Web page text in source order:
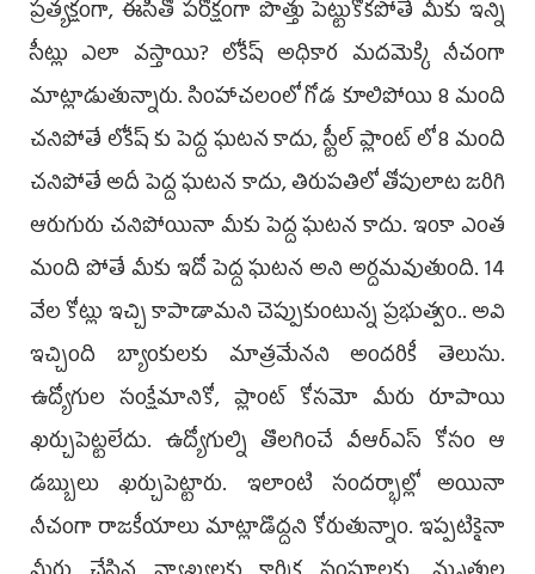
ప్రత్యక్షంగా, ఈసీతో పరోక్షంగా పొత్తు పెట్టుకోకపోతే మీకు ఇన్ని
సీట్లు ఎలా వస్తాయి? లోకేష్ అధికార మదమెక్కి నీచంగా
మాట్లాడుతున్నారు. సింహాచలంలో గోడ కూలిపోయి 8 మంది
చనిపోతే లోకేష్ కు పెద్ద ఘటన కాదు, స్టీల్ ప్లాంట్ లో 8 మంది
చనిపోతే అదీ పెద్ద ఘటన కాదు, తిరుపతిలో తోపులాట జరిగి
ఆరుగురు చనిపోయినా మీకు పెద్ద ఘటన కాదు. ఇంకా ఎంత
మంది పోతే మీకు ఇదో పెద్ద ఘటన అని అర్దమవుతుంది. 14
వేల కోట్లు ఇచ్చి కాపాడామని చెప్పుకుంటున్న ప్రభుత్వం.. అవి
ఇచ్చింది బ్యాంకులకు మాత్రమేనని అందరికీ తెలుసు.
ఉద్యోగుల సంక్షేమానికో, ప్లాంట్ కోసమో మీరు రూపాయి
ఖర్చుపెట్టలేదు. ఉద్యోగుల్ని తొలగించే వీఆర్ఎస్ కోసం ఆ
డబ్బులు ఖర్చుపెట్టారు. ఇలాంటి సందర్భాల్లో అయినా
నీచంగా రాజకీయాలు మాట్లాడొద్దని కోరుతున్నాం. ఇప్పటికైనా